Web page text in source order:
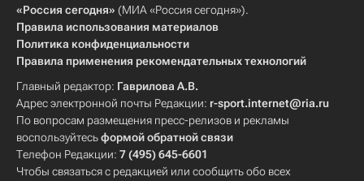
«Россия сегодня» (МИА «Россия сегодня»).
Правила использования материалов
Политика конфиденциальности
Правила применения рекомендательных технологий
Главный редактор: Гаврилова А.В.
Адрес электронной почты Редакции: r-sport.internet@ria.ru
По вопросам размещения пресс-релизов и рекламы
воспользуйтесьформой обратной связи
Телефон Редакции: 7 (495) 645-6601
Чтобы связаться с редакцией или сообщить обо всех